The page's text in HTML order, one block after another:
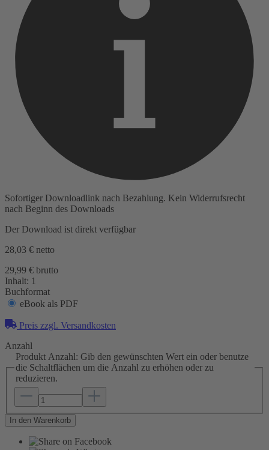
Sofortiger Downloadlink nach Bezahlung. Kein Widerrufsrecht
nach Beginn des Downloads
Der Download ist direkt verfügbar
28,03 € netto
29,99 € brutto
Inhalt: 1
Buchformat
eBook als PDF
Preis zzgl. Versandkosten
Anzahl
Produkt Anzahl: Gib den gewünschten Wert ein oder benutze
die Schaltflächen um die Anzahl zu erhöhen oder zu
reduzieren.
In den Warenkorb